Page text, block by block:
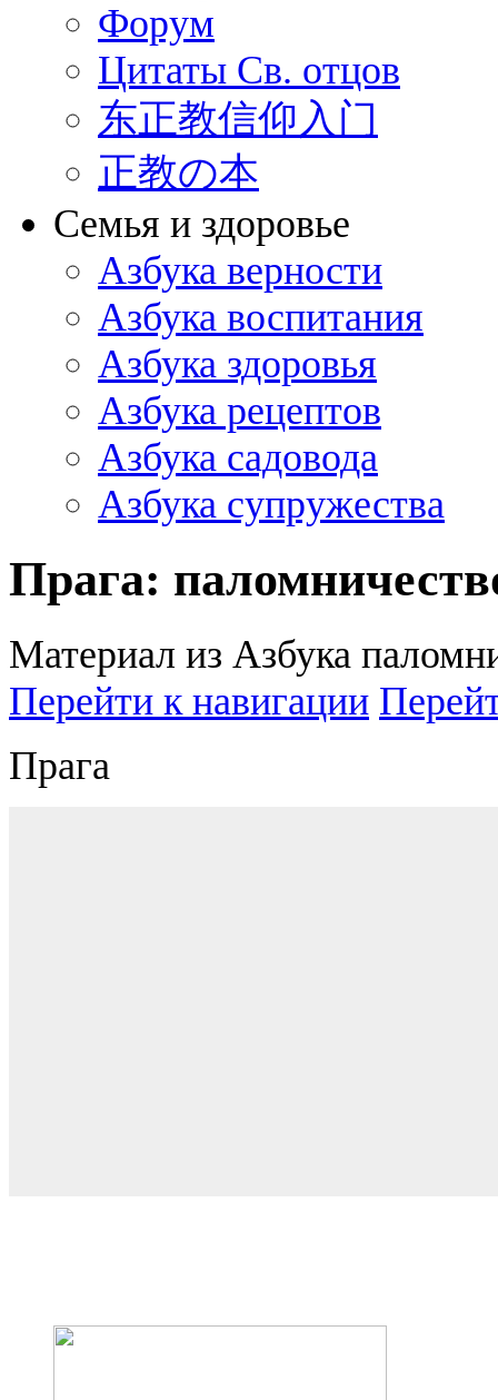
Форум
Цитаты Св. отцов
东正教信仰入门
正教の本
Семья и здоровье
Азбука верности
Азбука воспитания
Азбука здоровья
Азбука рецептов
Азбука садовода
Азбука супружества
Прага:
Материал из Азбука
Перейти к навигации
Прага